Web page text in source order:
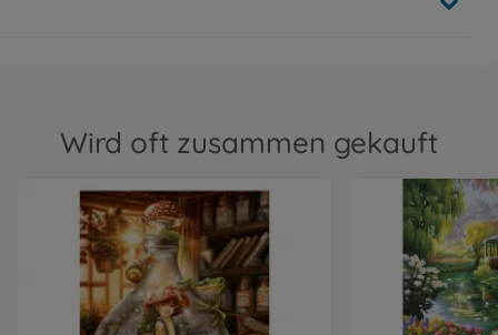
Wird oft zusammen gekauft